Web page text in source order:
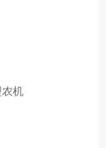
农机